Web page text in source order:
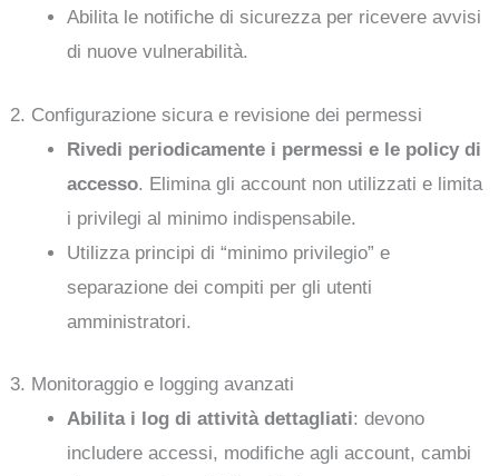
Abilita le notifiche di sicurezza per ricevere avvisi
di nuove vulnerabilità.
2. Configurazione sicura e revisione dei permessi
Rivedi periodicamente i permessi e le policy di
accesso. Elimina gli account non utilizzati e limita
i privilegi al minimo indispensabile.
Utilizza principi di “minimo privilegio” e
separazione dei compiti per gli utenti
amministratori.
3. Monitoraggio e logging avanzati
Abilita i log di attività dettagliati: devono
includere accessi, modifiche agli account, cambi